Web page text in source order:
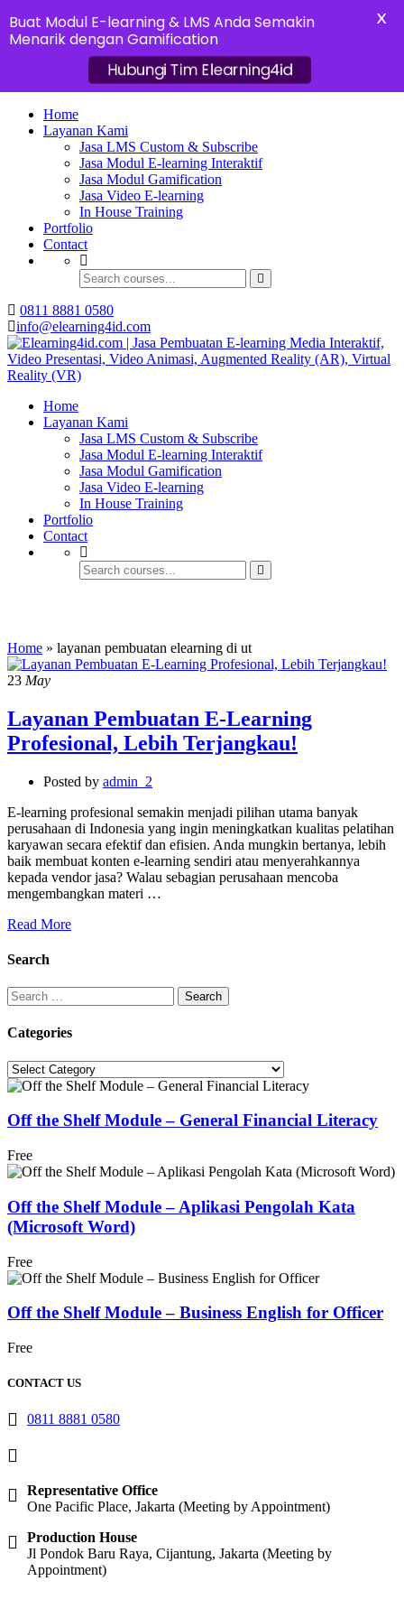
Home
Layanan Kami
Jasa LMS Custom & Subscribe
Jasa Modul E-learning Interaktif
Jasa Modul Gamification
Jasa Video E-learning
In House Training
Portfolio
Contact
0811 8881 0580
info@elearning4id.com
Home
Layanan Kami
Jasa LMS Custom & Subscribe
Jasa Modul E-learning Interaktif
Jasa Modul Gamification
Jasa Video E-learning
In House Training
Portfolio
Contact
Home » layanan pembuatan elearning di ut
23 May
Layanan Pembuatan E-Learning
Profesional, Lebih Terjangkau!
Posted by admin_2
E-learning profesional semakin menjadi pilihan utama banyak
perusahaan di Indonesia yang ingin meningkatkan kualitas pelatihan
karyawan secara efektif dan efisien. Anda mungkin bertanya, lebih
baik membuat konten e-learning sendiri atau menyerahkannya
kepada vendor jasa? Walau sebagian perusahaan mencoba
mengembangkan materi …
Read More
Search
Search
for:
Categories
Categories
Off the Shelf Module – General Financial Literacy
Free
Off the Shelf Module – Aplikasi Pengolah Kata
(Microsoft Word)
Free
Off the Shelf Module – Business English for Officer
Free
CONTACT US
0811 8881 0580
Representative Office
One Pacific Place, Jakarta (Meeting by Appointment)
Production House
Jl Pondok Baru Raya, Cijantung, Jakarta (Meeting by
Appointment)
Buat Modul E-learning & LMS Anda Semakin
Menarik dengan Gamification
Hubungi Tim Elearning4id
X